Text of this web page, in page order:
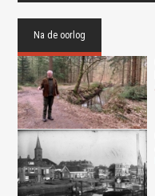
Na de oorlog